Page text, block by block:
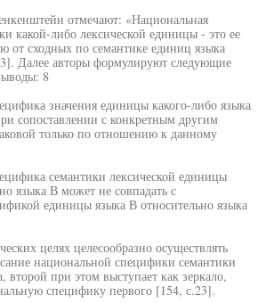
отмечают: «Национальная
какой-либо лексической единицы - это ее
от сходных по семантике единиц языка
Далее авторы формулируют следующие
8
значения единицы какого-либо языка
сопоставлении с конкретным другим
только по отношению к данному
семантики лексической единицы
языка В может не совпадать с
единицы языка В относительно языка
целях целесообразно осуществлять
национальной специфики семантики
второй при этом выступает как зеркало,
специфику первого [154, с.23].